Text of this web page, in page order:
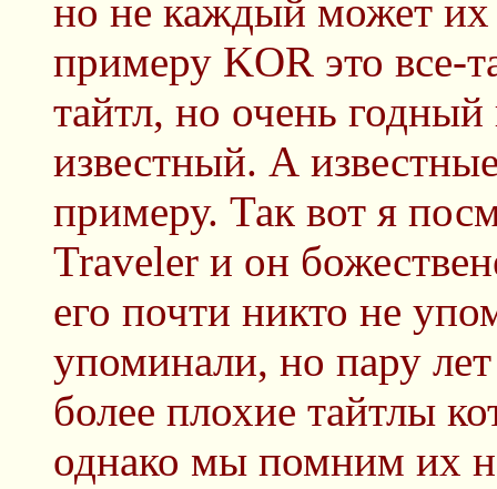
но не каждый может их
примеру KOR это все-
тайтл, но очень годный
известный. А
примеру. Так вот я
Traveler и он
его почти никто не
упоминали, но пару
более плохие тайтлы
однако мы помним их